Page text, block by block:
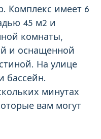
Комплекс имеет 6
45 м2 и
комнаты,
и оснащенной
На улице
бассейн.
минутах
вам могут